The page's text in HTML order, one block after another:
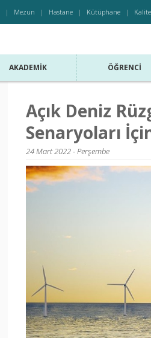
Mezun Hastane Kütüphane Kalite
AKADEMIK ÖĞRENCI
Açık Deniz
Senaryoları
24 Mart 2022 - Perşembe